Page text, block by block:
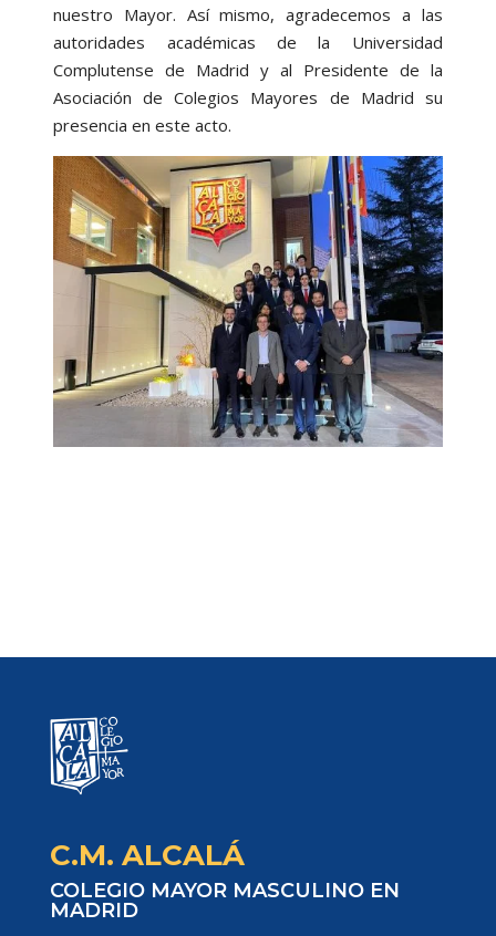
nuestro Mayor. Así mismo, agradecemos a las
autoridades académicas de la Universidad
Complutense de Madrid y al Presidente de la
Asociación de Colegios Mayores de Madrid su
presencia en este acto.
C.M. ALCALÁ
COLEGIO MAYOR MASCULINO EN
MADRID